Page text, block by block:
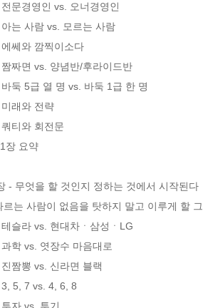
문경영인 vs. 오너경영인
는 사람 vs. 모르는 사람
쎄와 깜찍이소다
짜면 vs. 양념반/후라이드반
둑 5급 열 명 vs. 바둑 1급 한 명
래와 전략
티와 회전문
1장 요약
- 무엇을 할 것인지 정하는 것에서 시작된다
르는 사람이 없음을 탓하지 말고 이루게 할
슬라 vs. 현대차ㆍ삼성ㆍLG
학 vs. 엿장수 마음대로
짬뽕 vs. 신라면 블랙
5, 7 vs. 4, 6, 8